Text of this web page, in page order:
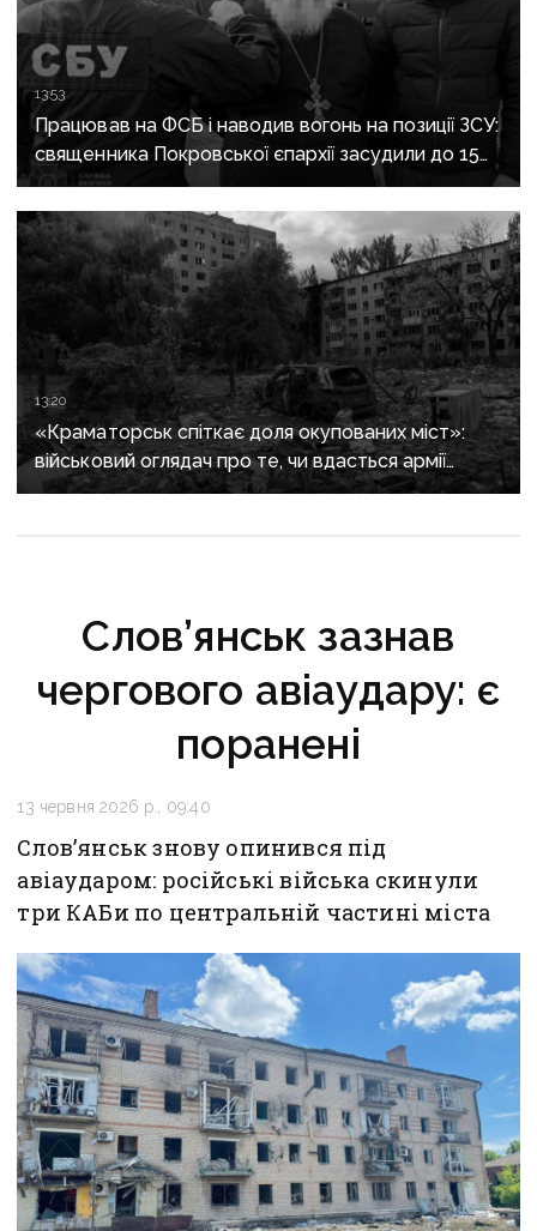
13:53
Працював на ФСБ і наводив вогонь на позиції ЗСУ:
священника Покровської єпархії засудили до 15
років
13:20
«Краматорськ спіткає доля окупованих міст»:
військовий оглядач про те, чи вдасться армії
рф захопити останню агломерацію Донеччини до
Слов’янськ зазнав
чергового авіаудару: є
поранені
13 червня 2026 р., 09:40
Слов’янськ знову опинився під
авіаударом: російські війська скинули
три КАБи по центральній частині міста